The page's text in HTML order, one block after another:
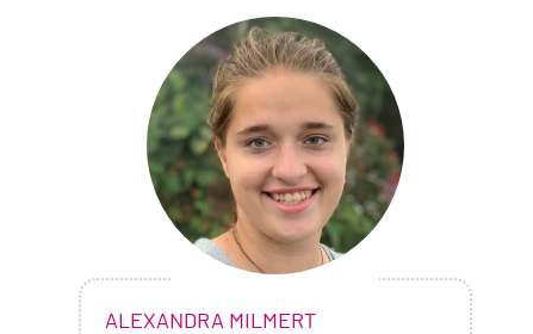
Foto
von
Alexandra
Milmert
NAME:
ALEXANDRA MILMERT,